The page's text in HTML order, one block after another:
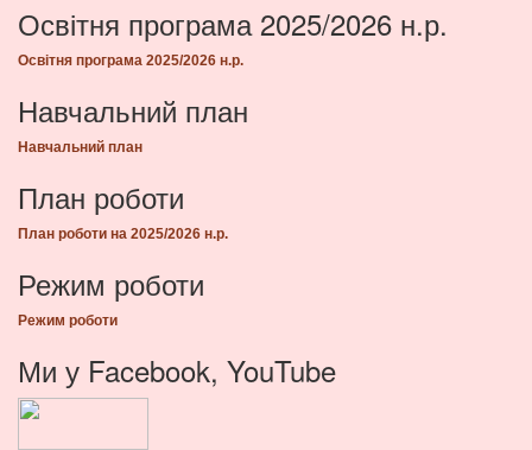
Освітня програма 2025/2026 н.р.
Освітня програма 2025/2026 н.р.
Навчальний план
Навчальний план
План роботи
План роботи на 2025/2026 н.р.
Режим роботи
Режим роботи
Ми у Facebook, YouTube